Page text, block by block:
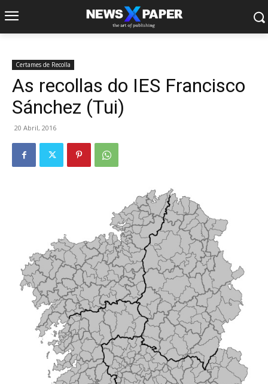
Certames de Recolla
As recollas do IES Francisco
Sánchez (Tui)
20 Abril, 2016